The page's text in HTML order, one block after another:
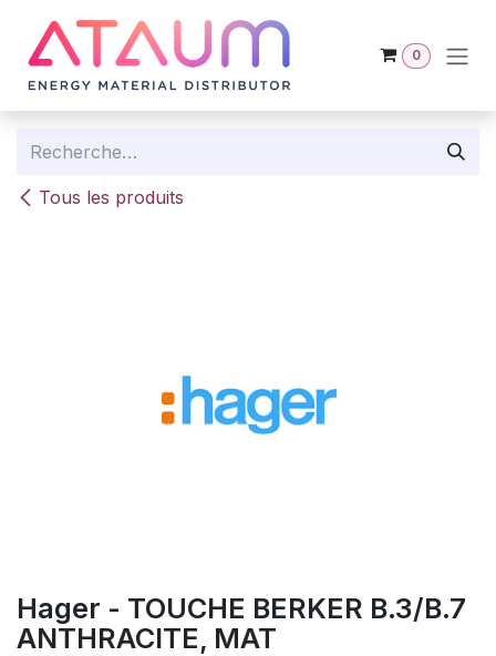
0
Tous les produits
Hager - TOUCHE BERKER B.3/B.7
ANTHRACITE, MAT